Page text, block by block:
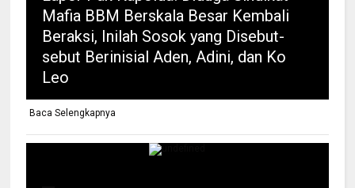
Mafia BBM Berskala Besar Kembali
Beraksi, Inilah Sosok yang Disebut-
sebut Berinisial Aden, Adini, dan Ko
Leo
Baca Selengkapnya